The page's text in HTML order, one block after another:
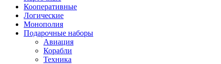
Кооперативные
Логические
Монополия
Подарочные наборы
Авиация
Корабли
Техника